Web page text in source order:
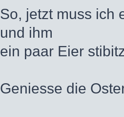
So, jetzt muss ich
und ihm
ein paar Eier
Geniesse die